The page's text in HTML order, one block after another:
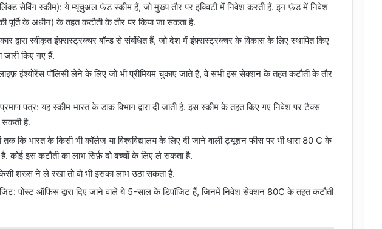
सेविंग स्कीम): ये म्यूचुअल फंड स्कीम हैं, जो मुख्य तौर पर इक्विटी में निवेश करती हैं. इन फ़ंड में निवेश
की पूर्ति के अधीन) के तहत कटौती के तौर पर किया जा सकता है.
द्वारा स्वीकृत इंफ़्रास्ट्रक्चर बॉन्ड से संबंधित हैं, जो देश में इंफ़्रास्ट्रक्चर के विकास के लिए स्थापित किए
जारी किए गए हैं.
इंश्योरेंस पॉलिसी लेने के लिए जो भी प्रीमियम चुकाए जाते हैं, वे सभी इस सेक्शन के तहत कटौती के तौर
पत्र: यह स्कीम भारत के डाक विभाग द्वारा दी जाती है. इस स्कीम के तहत किए गए निवेश पर टैक्स
सकती है.
कि भारत के किसी भी कॉलेज या विश्वविद्यालय के लिए दी जाने वाली ट्यूशन फीस पर भी धारा 80 C के
कोई इस कटौती का लाभ सिर्फ़ दो बच्चों के लिए ले सकता है.
शख्स ने ले रखा तो वो भी इसका लाभ उठा सकता है.
पोस्ट ऑफिस द्वारा दिए जाने वाले ये 5-साल के डिपॉजिट हैं, जिनमें निवेश सेक्शन 80C के तहत कटौती